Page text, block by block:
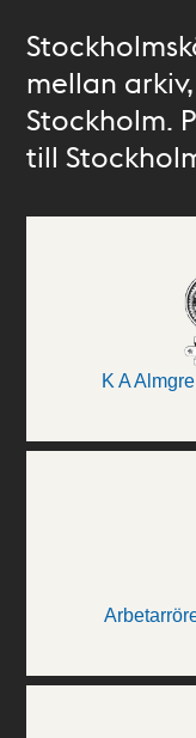
mellan
Stockholm.
till
K A